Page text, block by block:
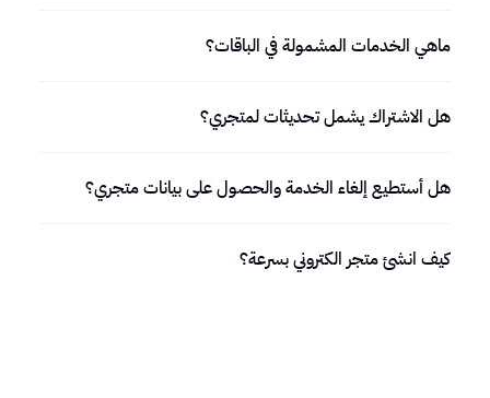
ماهي الخدمات المشمولة في الباقات؟
هل الاشتراك يشمل تحديثات لمتجري؟
هل أستطيع إلغاء الخدمة والحصول على بيانات متجري؟
كيف انشئ متجر الكتروني بسرعة؟